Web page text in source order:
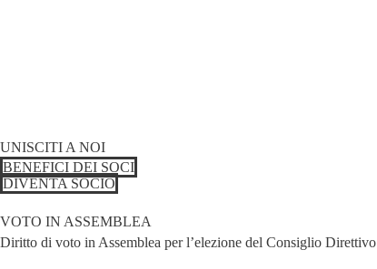
UNISCITI A NOI
BENEFICI DEI SOCI
DIVENTA SOCIO
VOTO IN ASSEMBLEA
Diritto di voto in Assemblea per l’elezione del Consiglio Direttivo